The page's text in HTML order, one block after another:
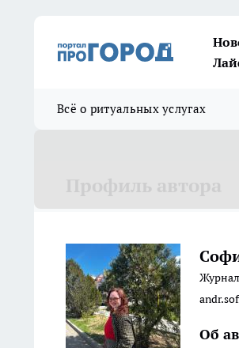
Всё о ритуальных услугах
Об